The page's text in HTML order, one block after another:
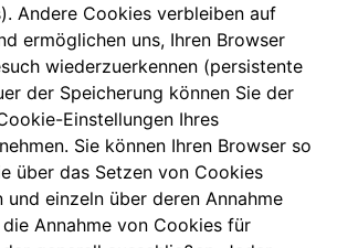
Andere Cookies verbleiben auf
ermöglichen uns, Ihren Browser
wiederzuerkennen (persistente
der Speicherung können Sie der
Einstellungen Ihres
Sie können Ihren Browser so
über das Setzen von Cookies
einzeln über deren Annahme
Annahme von Cookies für